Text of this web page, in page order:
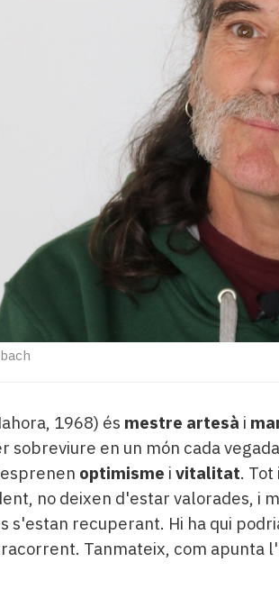
1968) és mestre artesà i
sobreviure en un món cada
optimisme i vitalitat.
no deixen d'estar valorades, i
s'estan recuperant. Hi ha qui
Tanmateix, com apunta